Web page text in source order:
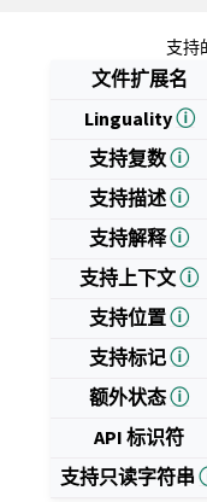
支持
文件扩展名
Lingualityⓘ
支持复数ⓘ
支持描述ⓘ
支持解释ⓘ
支持上下文ⓘ
支持位置ⓘ
支持标记ⓘ
额外状态ⓘ
API 标识符
支持只读字符串